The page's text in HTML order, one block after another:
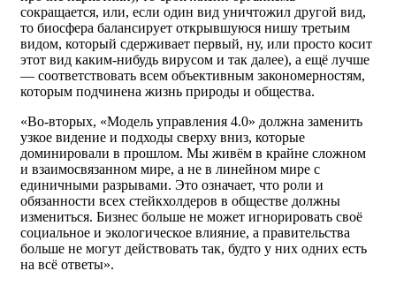
сокращается, или, если один вид уничтожил другой вид,
то биосфера балансирует открывшуюся нишу третьим
видом, который сдерживает первый, ну, или просто косит
этот вид каким-нибудь вирусом и так далее), а ещё лучше
— соответствовать всем объективным закономерностям,
которым подчинена жизнь природы и общества.
«Во-вторых, «Модель управления 4.0» должна заменить
узкое видение и подходы сверху вниз, которые
доминировали в прошлом. Мы живём в крайне сложном
и взаимосвязанном мире, а не в линейном мире с
единичными разрывами. Это означает, что роли и
обязанности всех стейкхолдеров в обществе должны
измениться. Бизнес больше не может игнорировать своё
социальное и экологическое влияние, а правительства
больше не могут действовать так, будто у них одних есть
на всё ответы».